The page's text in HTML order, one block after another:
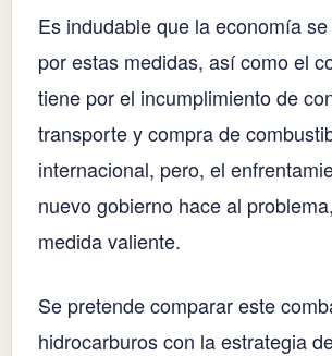
Es indudable que la economía
por estas medidas, así como el
tiene por el incumplimiento de
transporte y compra de
internacional, pero, el
nuevo gobierno hace al
medida valiente.
Se pretende comparar este
hidrocarburos con la estrategia